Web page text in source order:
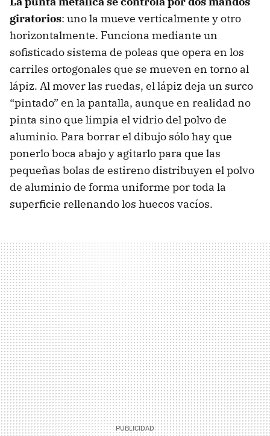
giratorios: uno la mueve verticalmente y otro
horizontalmente. Funciona mediante un
sofisticado sistema de poleas que opera en los
carriles ortogonales que se mueven en torno al
lápiz. Al mover las ruedas, el lápiz deja un surco
“pintado” en la pantalla, aunque en realidad no
pinta sino que limpia el vidrio del polvo de
aluminio. Para borrar el dibujo sólo hay que
ponerlo boca abajo y agitarlo para que las
pequeñas bolas de estireno distribuyen el polvo
de aluminio de forma uniforme por toda la
superficie rellenando los huecos vacíos.